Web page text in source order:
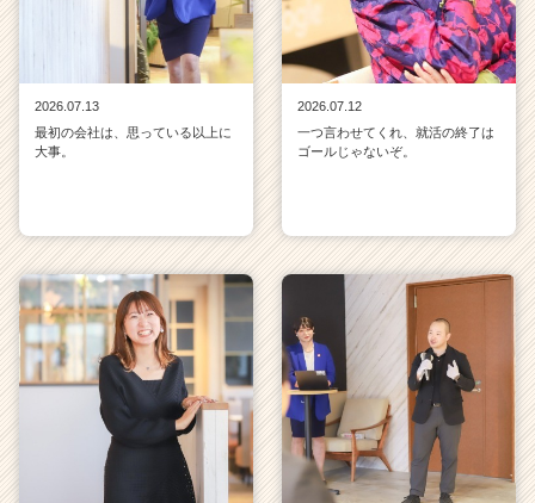
2026.07.13
最初の会社は、思っている以上に
大事。
2026.07.12
一つ言わせてくれ、就活の終了は
ゴールじゃないぞ。